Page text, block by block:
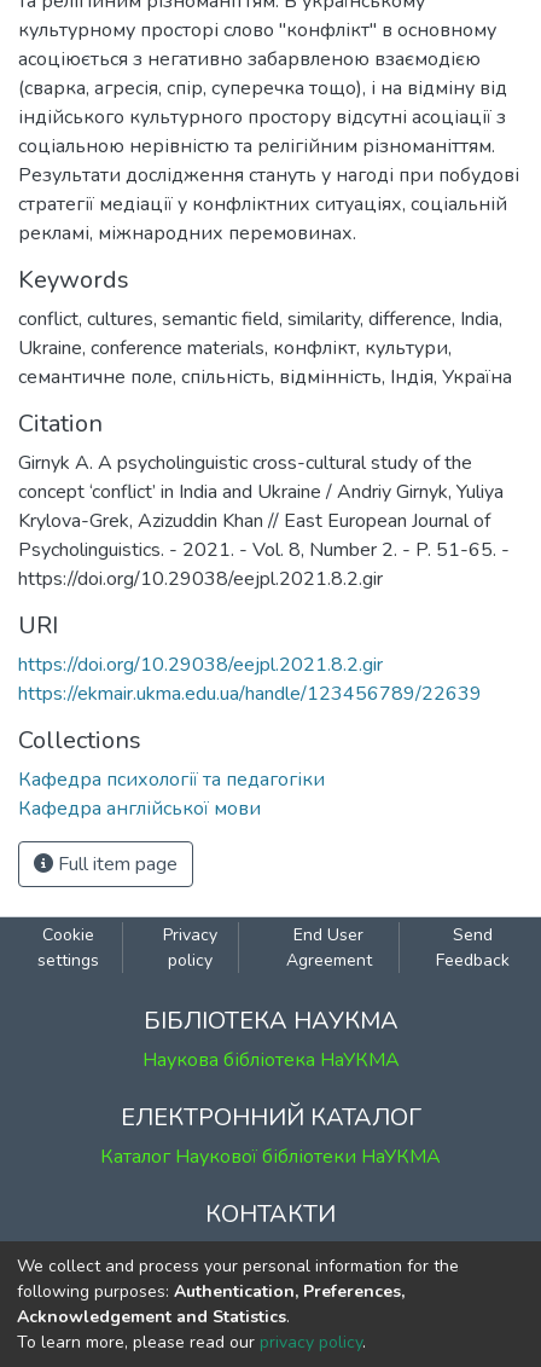
культурному просторі слово "конфлікт" в основному
асоціюється з негативно забарвленою взаємодією
(сварка, агресія, спір, суперечка тощо), і на відміну від
індійського культурного простору відсутні асоціації з
соціальною нерівністю та релігійним різноманіттям.
Результати дослідження стануть у нагоді при побудові
стратегії медіації у конфліктних ситуаціях, соціальній
рекламі, міжнародних перемовинах.
Keywords
conflict, cultures, semantic field, similarity, difference, India,
Ukraine, conference materials, конфлікт, культури,
семантичне поле, спільність, відмінність, Індія, Україна
Citation
Girnyk A. A psycholinguistic cross-cultural study of the
concept ‘conflict’ in India and Ukraine / Andriy Girnyk, Yuliya
Krylova-Grek, Azizuddin Khan // East European Journal of
Psycholinguistics. - 2021. - Vol. 8, Number 2. - P. 51-65. -
https://doi.org/10.29038/eejpl.2021.8.2.gir
URI
https://doi.org/10.29038/eejpl.2021.8.2.gir
https://ekmair.ukma.edu.ua/handle/123456789/22639
Collections
Кафедра психології та педагогіки
Кафедра англійської мови
Full item page
Cookie
settings
Privacy
policy
End User
Agreement
Send
Feedback
БІБЛІОТЕКА НАУКМА
Наукова бібліотека НаУКМА
ЕЛЕКТРОННИЙ КАТАЛОГ
Каталог Наукової бібліотеки НаУКМА
КОНТАКТИ
м. Київ, вул. Григорія Сковороди, 2
к. 1, к. 120
тел. (044) 463-69-31
ekmair@ukma.edu.ua
We collect and process your personal information for the
following purposes: Authentication, Preferences,
Acknowledgement and Statistics.
To learn more, please read our privacy policy.